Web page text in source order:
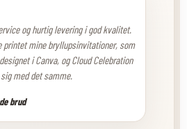
og hurtig levering i god kvalitet.
printet mine bryllupsinvitationer, som
i Canva, og Cloud Celebration
med det samme.
brud